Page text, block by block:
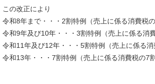
この改正により
令和8年まで・・・2割特例（売上に係る消費税の
令和9年及び10年・・・3割特例（売上に係る消
令和11年及び12年・・・5割特例（売上に係る消
令和13年・・・7割特例（売上に係る消費税の7割